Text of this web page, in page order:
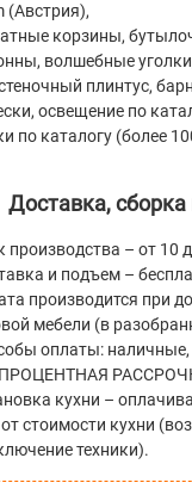
(Австрия),
корзины,
волшебные
плинтус,
освещение по
по каталогу (более
Доставка, сборка
производства – от 10
и подъем –
производится при
мебели (в
оплаты: наличные,
кухни –
от стоимости кухни
техники).